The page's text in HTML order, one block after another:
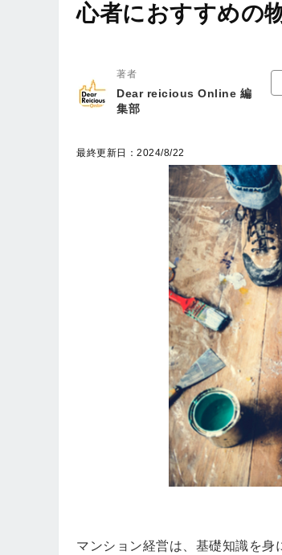
心者におすすめの
著者
Dear reicious Online 編
集部
最終更新日：2024/8/22
マンション経営は、基礎知識を身